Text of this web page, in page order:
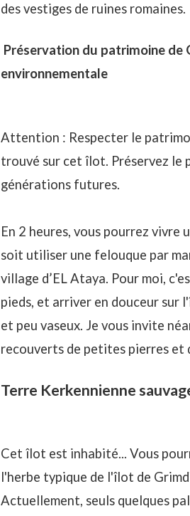
des vestiges de ruines romaines.
Préservation du patrimoine de
environnementale
Attention : Respecter le
trouvé sur cet îlot. Préservez
générations futures.
En 2 heures, vous pourrez vivre
soit utiliser une felouque par
village d’EL Ataya. Pour moi,
pieds, et arriver en douceur sur
et peu vaseux. Je vous invite
recouverts de petites pierres et
Terre Kerkennienne
Cet îlot est inhabité... Vous
l'herbe typique de l'îlot de
Actuellement, seuls quelques